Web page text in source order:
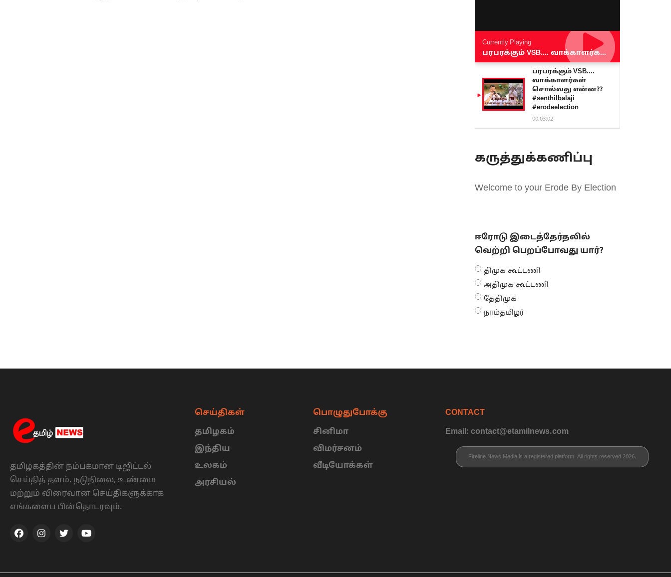
Currently Playing
பரபரக்கும் VSB.... வாக்காளர்கள் சொல்வது என்ன?? #senthilbalaji #erodeelection
பரபரக்கும் VSB....
வாக்காளர்கள்
சொல்வது என்ன??
#senthilbalaji
#erodeelection
00:03:02
கருத்துக்கணிப்பு
Welcome to your Erode By Election
ஈரோடு இடைத்தேர்தலில்
வெற்றி பெறப்போவது யார்?
திமுக கூட்டணி
அதிமுக கூட்டணி
தேதிமுக
நாம்தமிழர்
தமிழகத்தின் நம்பகமான டிஜிட்டல்
செய்தித் தளம். நடுநிலை, உண்மை
மற்றும் விரைவான செய்திகளுக்காக
எங்களைப பின்தொடரவும்.
செய்திகள்
தமிழகம்
இந்திய
உலகம்
அரசியல்
பொழுதுபோக்கு
சினிமா
விமர்சனம்
வீடியோக்கள்
CONTACT
Email: contact@etamilnews.com
Fireline News Media is a registered platform. All rights reserved 2026.